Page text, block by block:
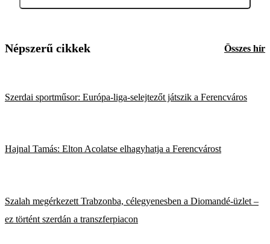
Népszerű cikkek Összes hír
Szerdai sportműsor: Európa-liga-selejtezőt játszik a Ferencváros
Hajnal Tamás: Elton Acolatse elhagyhatja a Ferencvárost
Szalah megérkezett Trabzonba, célegyenesben a Diomandé-üzlet –
ez történt szerdán a transzferpiacon